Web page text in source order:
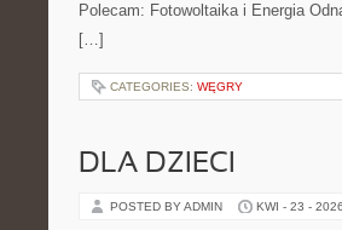
Polecam: Fotowoltaika i Energia
[…]
CATEGORIES: WĘGRY
DLA DZIECI
POSTED BY ADMIN KWI - 23 - 2026